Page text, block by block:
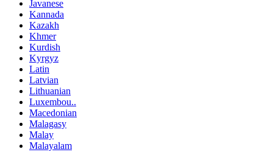
Javanese
Kannada
Kazakh
Khmer
Kurdish
Kyrgyz
Latin
Latvian
Lithuanian
Luxembou..
Macedonian
Malagasy
Malay
Malayalam